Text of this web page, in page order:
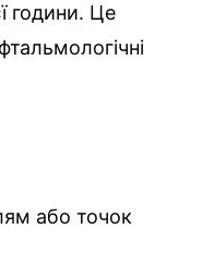
години. Це
або точок